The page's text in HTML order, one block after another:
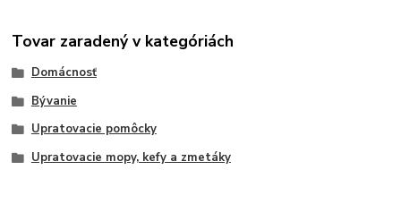
Tovar zaradený v kategóriách
Domácnosť
Bývanie
Upratovacie pomôcky
Upratovacie mopy, kefy a zmetáky